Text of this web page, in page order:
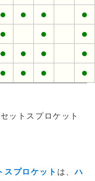
● ● ● ●
● ● ●
● ● ● ●
● ● ● ●
ットスプロケット
スプロケット は、ハ